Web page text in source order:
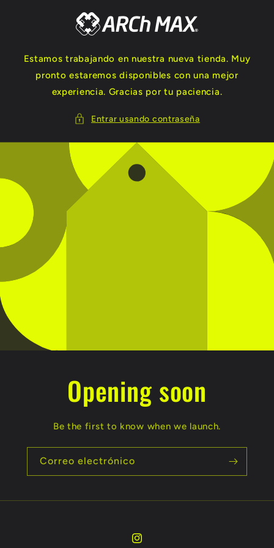
Estamos trabajando en nuestra nueva tienda. Muy
pronto estaremos disponibles con una mejor
experiencia. Gracias por tu paciencia.
Entrar usando contraseña
Opening soon
Be the first to know when we launch.
Correo electrónico
Instagram